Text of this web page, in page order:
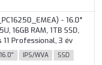
- 16.0"
16GB RAM, 1TB SSD,
Professional, 3 év
16.0" IPS/WVA
SSD